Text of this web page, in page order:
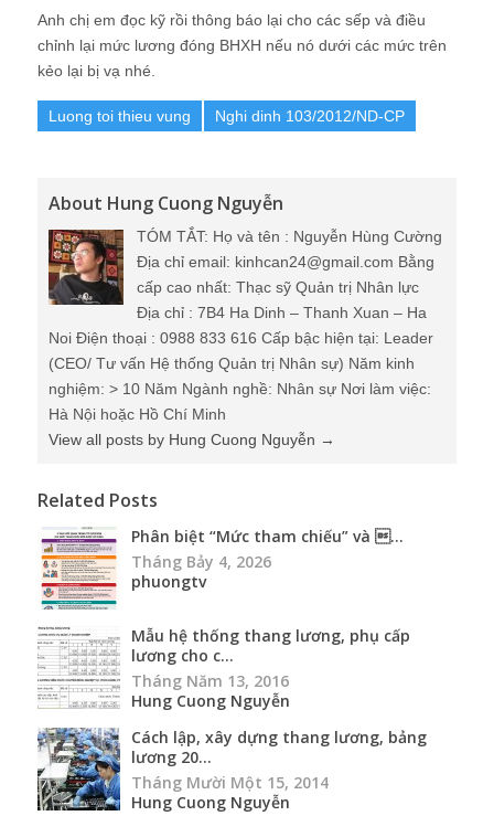
Anh chị em đọc kỹ rồi thông báo lại cho các sếp và điều
chỉnh lại mức lương đóng BHXH nếu nó dưới các mức trên
kẻo lại bị vạ nhé.
Luong toi thieu vung Nghi dinh 103/2012/ND-CP
About Hung Cuong Nguyễn
TÓM TẮT: Họ và tên : Nguyễn Hùng Cường
Địa chỉ email: kinhcan24@gmail.com Bằng
cấp cao nhất: Thạc sỹ Quản trị Nhân lực
Địa chỉ : 7B4 Ha Dinh – Thanh Xuan – Ha
Noi Điện thoại : 0988 833 616 Cấp bậc hiện tại: Leader
(CEO/ Tư vấn Hệ thống Quản trị Nhân sự) Năm kinh
nghiệm: > 10 Năm Ngành nghề: Nhân sự Nơi làm việc:
Hà Nội hoặc Hồ Chí Minh
View all posts by Hung Cuong Nguyễn →
Related Posts
Phân biệt “Mức tham chiếu” và ...
Tháng Bảy 4, 2026
phuongtv
Mẫu hệ thống thang lương, phụ cấp
lương cho c...
Tháng Năm 13, 2016
Hung Cuong Nguyễn
Cách lập, xây dựng thang lương, bảng
lương 20...
Tháng Mười Một 15, 2014
Hung Cuong Nguyễn